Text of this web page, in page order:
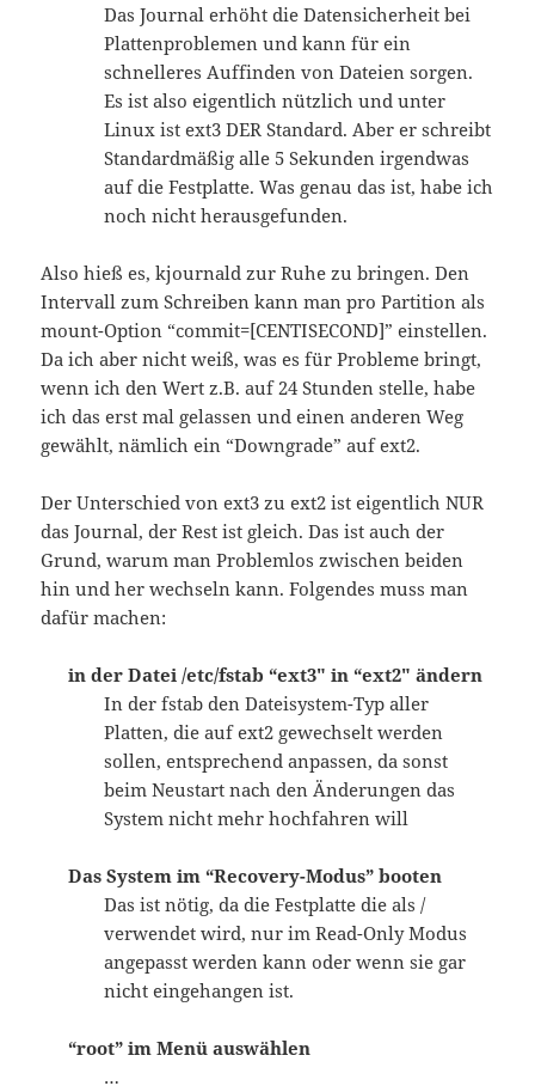
Das Journal erhöht die Datensicherheit bei
Plattenproblemen und kann für ein
schnelleres Auffinden von Dateien sorgen.
Es ist also eigentlich nützlich und unter
Linux ist ext3 DER Standard. Aber er schreibt
Standardmäßig alle 5 Sekunden irgendwas
auf die Festplatte. Was genau das ist, habe ich
noch nicht herausgefunden.
Also hieß es, kjournald zur Ruhe zu bringen. Den
Intervall zum Schreiben kann man pro Partition als
mount-Option “commit=[CENTISECOND]” einstellen.
Da ich aber nicht weiß, was es für Probleme bringt,
wenn ich den Wert z.B. auf 24 Stunden stelle, habe
ich das erst mal gelassen und einen anderen Weg
gewählt, nämlich ein “Downgrade” auf ext2.
Der Unterschied von ext3 zu ext2 ist eigentlich NUR
das Journal, der Rest ist gleich. Das ist auch der
Grund, warum man Problemlos zwischen beiden
hin und her wechseln kann. Folgendes muss man
dafür machen:
in der Datei /etc/fstab “ext3″ in “ext2″ ändern
In der fstab den Dateisystem-Typ aller
Platten, die auf ext2 gewechselt werden
sollen, entsprechend anpassen, da sonst
beim Neustart nach den Änderungen das
System nicht mehr hochfahren will
Das System im “Recovery-Modus” booten
Das ist nötig, da die Festplatte die als /
verwendet wird, nur im Read-Only Modus
angepasst werden kann oder wenn sie gar
nicht eingehangen ist.
“root” im Menü auswählen
…